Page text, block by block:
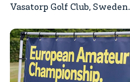
Vasatorp Golf Club, Sweden.